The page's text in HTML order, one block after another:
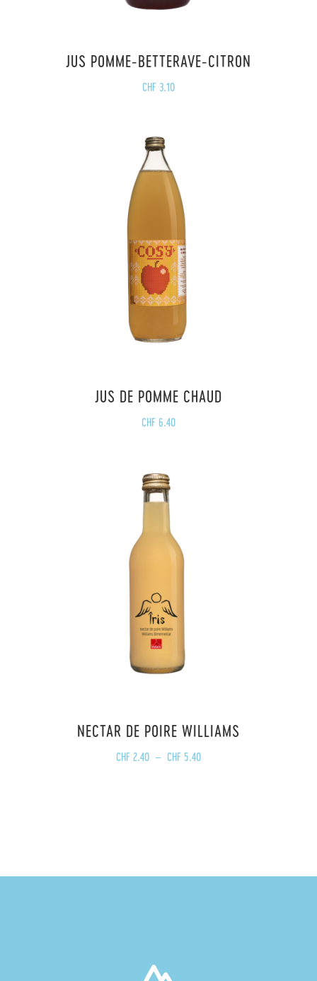
JUS POMME-BETTERAVE-CITRON
CHF3.10
JUS DE POMME CHAUD
CHF6.40
NECTAR DE POIRE WILLIAMS
CHF2.40 – CHF5.40Plage